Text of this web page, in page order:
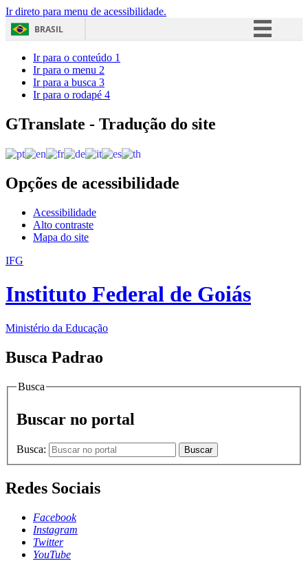
Ir direto para menu de acessibilidade.
BRASIL
Acesso à informação
Ir para o conteúdo 1
Ir para o menu 2
Ir para a busca 3
Ir para o rodapé 4
GTranslate - Tradução do site
Opções de acessibilidade
Acessibilidade
Alto contraste
Mapa do site
IFG
Instituto Federal de Goiás
Ministério da Educação
Busca Padrao
Busca
Buscar no portal
Busca: Buscar
Redes Sociais
Facebook
Instagram
Twitter
YouTube